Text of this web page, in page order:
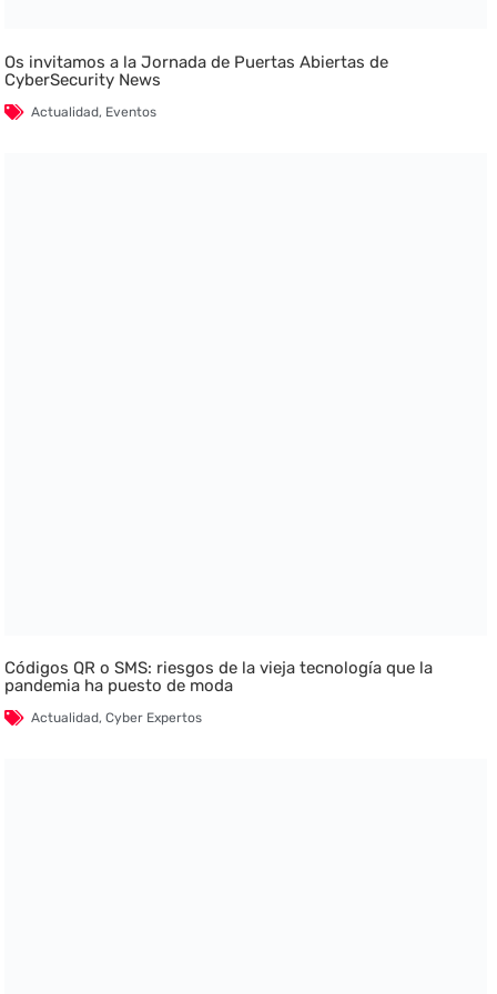
Os invitamos a la Jornada de Puertas Abiertas de
CyberSecurity News
Actualidad, Eventos
Códigos QR o SMS: riesgos de la vieja tecnología que la
pandemia ha puesto de moda
Actualidad,Cyber Expertos